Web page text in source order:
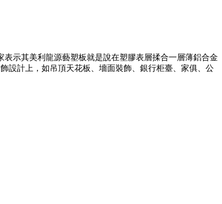
示其美利龍源藝塑板就是說在塑膠表層揉合一層薄鋁合金
設計上，如吊頂天花板、墻面裝飾、銀行柜臺、家俱、公